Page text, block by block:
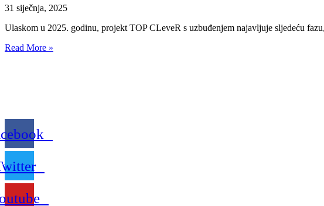
31 siječnja, 2025
Ulaskom u 2025. godinu, projekt TOP CLeveR s uzbuđenjem najavljuje sljedeću
Read More »